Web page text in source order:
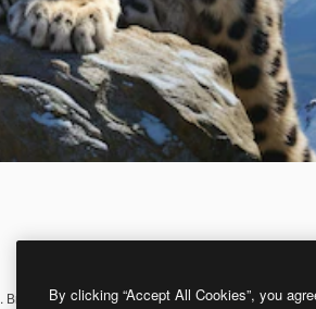
. Вы можете создать свой собственный с
By clicking “Accept All Cookies”, you